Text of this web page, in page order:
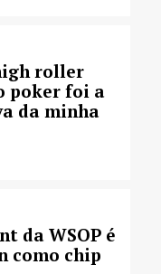
roller
poker foi a
da minha
da WSOP é
como chip